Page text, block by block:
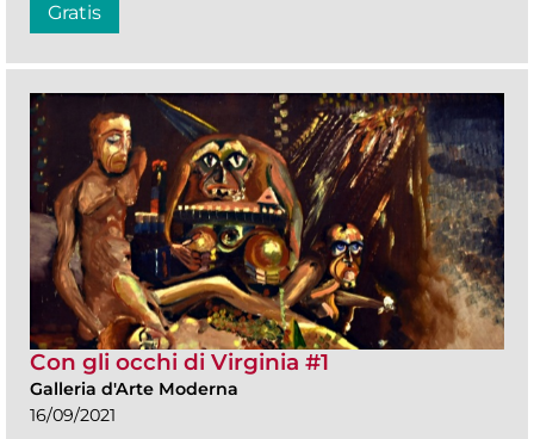
Gratis
Con gli occhi di Virginia #1
Galleria d'Arte Moderna
16/09/2021